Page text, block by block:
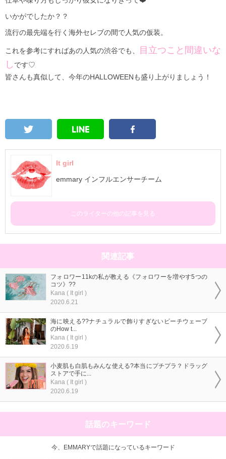
いかがでしたか？？
流行の最先端を行く海外セレブの間で人気の仮装。
これを参考にすればあの人気の渋谷でも、
目立つこと間違いな
し です♡
皆さんも真似して、今年のHALLOWEENも盛り上がりましょう！
It girl
emmary インフルエンサーチーム
このライターの他の記事を見る
関連記事
フォロワー11kの私が教える《フォロワーを増やす5つの
コツ》??
Kana ( It girl )
2020.6.21
海に映える??ナチュラルで飾りすぎないビーチウェーブ
のHow t...
Kana ( It girl )
2020.6.19
小麦肌も白肌もみんな使える?本当にプチプラ？ドラッグ
ストアで手に...
Kana ( It girl )
2020.6.19
話題のキーワード
今、EMMARYで話題になっているキーワード